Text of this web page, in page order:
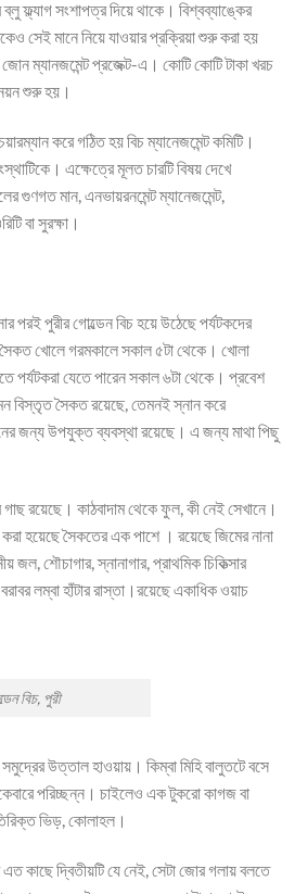
ফ্ল্যাগ সংশাপত্র দিয়ে থাকে। বিশ্বব্যাঙ্কের
সেই মানে নিয়ে যাওয়ার প্রক্রিয়া শুরু করা হয়
ম্যানজমেন্ট প্রজেক্ট-এ। কোটি কোটি টাকা খরচ
শুরু হয়।
করে গঠিত হয় বিচ ম্যানেজমেন্ট কমিটি।
এক্ষেত্রে মূলত চারটি বিষয় দেখে
গুণগত মান, এনভায়রনমেন্ট ম্যানেজমেন্ট,
বা সুরক্ষা।
পরই পুরীর গোল্ডেন বিচ হয়ে উঠেছে পর্যটকদের
খোলে গরমকালে সকাল ৫টা থেকে। খোলা
পর্যটকরা যেতে পারেন সকাল ৬টা থেকে। প্রবেশ
বিস্তৃত সৈকত রয়েছে, তেমনই স্নান করে
জন্য উপযুক্ত ব্যবস্থা রয়েছে। এ জন্য মাথা পিছু
রয়েছে। কাঠবাদাম থেকে ফুল, কী নেই সেখানে।
হয়েছে সৈকতের এক পাশে । রয়েছে জিমের নানা
জল, শৌচাগার, স্নানাগার, প্রাথমিক চিকিত্সার
লম্বা হাঁটার রাস্তা।রয়েছে একাধিক ওয়াচ
বিচ, পুরী
উত্তাল হাওয়ায়। কিম্বা মিহি বালুতটে বসে
পরিচ্ছন্ন। চাইলেও এক টুকরো কাগজ বা
ভিড়, কোলাহল।
কাছে দ্বিতীয়টি যে নেই, সেটা জোর গলায় বলতে